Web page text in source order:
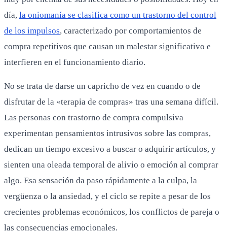
día, la oniomanía se clasifica como un trastorno del control
de los impulsos, caracterizado por comportamientos de
compra repetitivos que causan un malestar significativo e
interfieren en el funcionamiento diario.
No se trata de darse un capricho de vez en cuando o de
disfrutar de la «terapia de compras» tras una semana difícil.
Las personas con trastorno de compra compulsiva
experimentan pensamientos intrusivos sobre las compras,
dedican un tiempo excesivo a buscar o adquirir artículos, y
sienten una oleada temporal de alivio o emoción al comprar
algo. Esa sensación da paso rápidamente a la culpa, la
vergüenza o la ansiedad, y el ciclo se repite a pesar de los
crecientes problemas económicos, los conflictos de pareja o
las consecuencias emocionales.